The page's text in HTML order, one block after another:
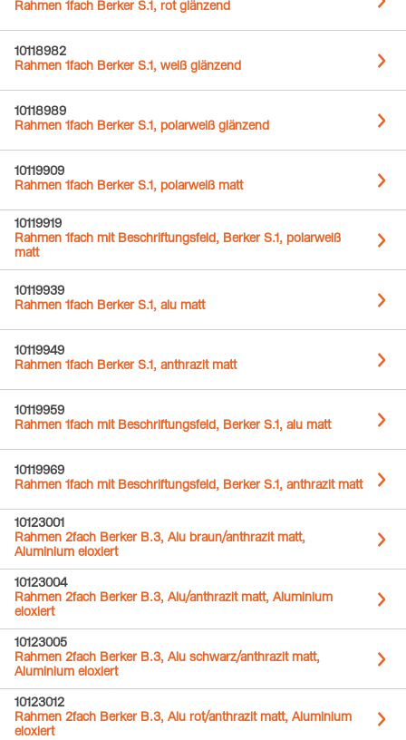
Rahmen 1fach Berker S.1, rot glänzend
10118982
Rahmen 1fach Berker S.1, weiß glänzend
10118989
Rahmen 1fach Berker S.1, polarweiß glänzend
10119909
Rahmen 1fach Berker S.1, polarweiß matt
10119919
Rahmen 1fach mit Beschriftungsfeld, Berker S.1, polarweiß
matt
10119939
Rahmen 1fach Berker S.1, alu matt
10119949
Rahmen 1fach Berker S.1, anthrazit matt
10119959
Rahmen 1fach mit Beschriftungsfeld, Berker S.1, alu matt
10119969
Rahmen 1fach mit Beschriftungsfeld, Berker S.1, anthrazit matt
10123001
Rahmen 2fach Berker B.3, Alu braun/anthrazit matt,
Aluminium eloxiert
10123004
Rahmen 2fach Berker B.3, Alu/anthrazit matt, Aluminium
eloxiert
10123005
Rahmen 2fach Berker B.3, Alu schwarz/anthrazit matt,
Aluminium eloxiert
10123012
Rahmen 2fach Berker B.3, Alu rot/anthrazit matt, Aluminium
eloxiert